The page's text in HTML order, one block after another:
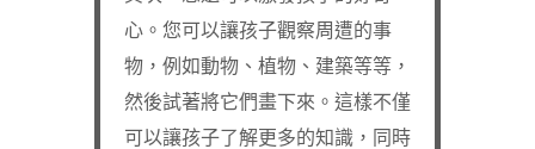
心。您可以讓孩子觀察周遭的事
物，例如動物、植物、建築等等，
然後試著將它們畫下來。這樣不僅
可以讓孩子了解更多的知識，同時